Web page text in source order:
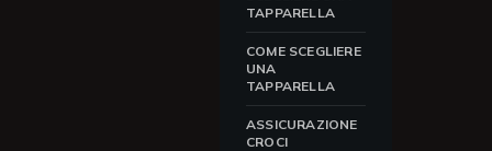
TAPPARELLA
COME SCEGLIERE
UNA
TAPPARELLA
ASSICURAZIONE
CROCI